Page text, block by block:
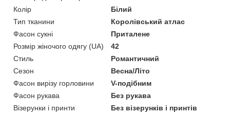
Колір
Білий
Тип тканини
Королівський атлас
Фасон сукні
Приталене
Розмір жіночого одягу (UA)
42
Стиль
Романтичний
Сезон
Весна/Літо
Фасон вирізу горловини
V-подібним
Фасон рукава
Без рукава
Візерунки і принти
Без візерунків і принтів